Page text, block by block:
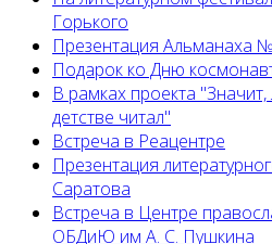
Горького
Презентация Альманаха
Подарок ко Дню
В рамках проекта
детстве читал"
Встреча в Реацентре
Презентация
Саратова
Встреча в Центре
ОБДиЮ им А. С. Пушкина